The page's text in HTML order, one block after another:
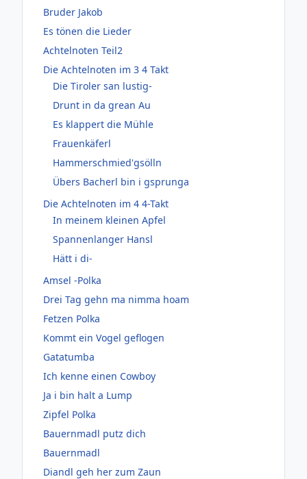
Bruder Jakob
Es tönen die Lieder
Achtelnoten Teil2
Die Achtelnoten im 3 4 Takt
Die Tiroler san lustig-
Drunt in da grean Au
Es klappert die Mühle
Frauenkäferl
Hammerschmied'gsölln
Übers Bacherl bin i gsprunga
Die Achtelnoten im 4 4-Takt
In meinem kleinen Apfel
Spannenlanger Hansl
Hätt i di-
Amsel -Polka
Drei Tag gehn ma nimma hoam
Fetzen Polka
Kommt ein Vogel geflogen
Gatatumba
Ich kenne einen Cowboy
Ja i bin halt a Lump
Zipfel Polka
Bauernmadl putz dich
Bauernmadl
Diandl geh her zum Zaun